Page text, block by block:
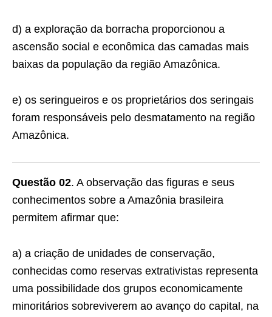
d) a exploração da borracha proporcionou a
ascensão social e econômica das camadas mais
baixas da população da região Amazônica.
e) os seringueiros e os proprietários dos seringais
foram responsáveis pelo desmatamento na região
Amazônica.
Questão 02. A observação das figuras e seus
conhecimentos sobre a Amazônia brasileira
permitem afirmar que:
a) a criação de unidades de conservação,
conhecidas como reservas extrativistas representa
uma possibilidade dos grupos economicamente
minoritários sobreviverem ao avanço do capital, na